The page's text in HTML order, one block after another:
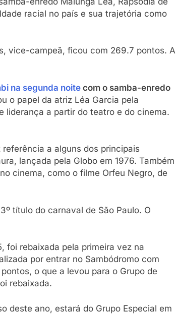
racial no país e sua trajetória como
vice-campeã, ficou com 269.7 pontos. A
na segunda noitecom o samba-enredo
o papel da atriz Léa Garcia pela
liderança a partir do teatro e do cinema.
a alguns dos principais
lançada pela Globo em 1976. Também
cinema, como o filme Orfeu Negro, de
título do carnaval de São Paulo. O
foi rebaixada pela primeira vez na
por entrar no Sambódromo com
o que a levou para o Grupo de
rebaixada.
deste ano, estará do Grupo Especial em